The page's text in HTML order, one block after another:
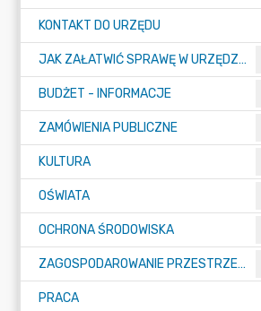
KONTAKT DO URZĘDU
JAK ZAŁATWIĆ SPRAWĘ W URZĘDZIE
BUDŻET - INFORMACJE
ZAMÓWIENIA PUBLICZNE
KULTURA
OŚWIATA
OCHRONA ŚRODOWISKA
ZAGOSPODAROWANIE PRZESTRZENNE
PRACA